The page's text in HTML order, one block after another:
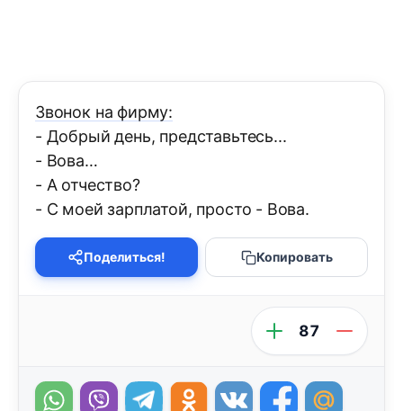
Звонок на фирму:
- Добрый день, представьтесь...
- Вова…
- А отчество?
- С моей зарплатой, просто - Вова.
Поделиться! Копировать
87